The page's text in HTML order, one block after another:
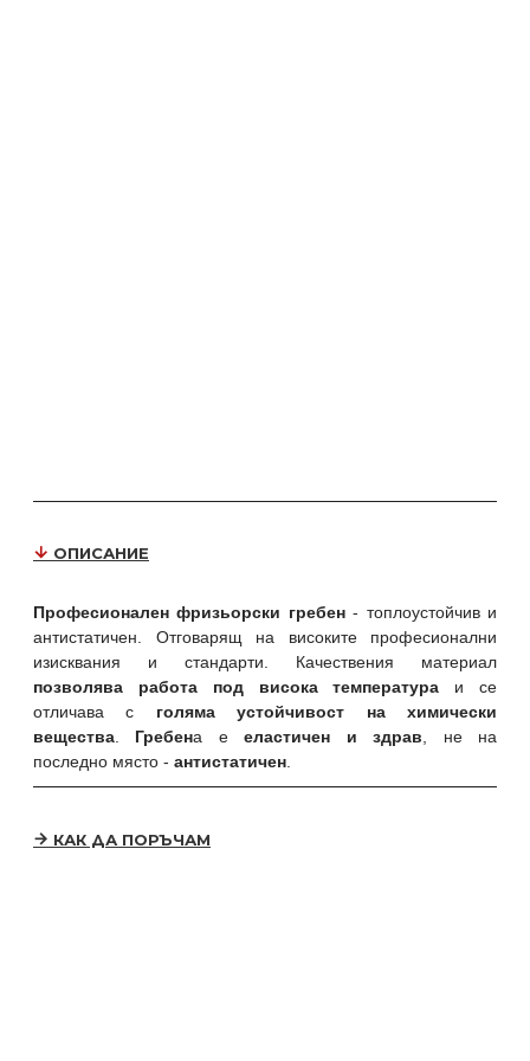
ОПИСАНИЕ
Професионален фризьорски гребен- топлоустойчив и
антистатичен. Отговарящ на високите професионални
изисквания и стандарти. Качествения материал
позволява работа под висока температура и се
отличава с голяма устойчивост на химически
вещества. Гребена ееластичен и здрав, не на
последно място - антистатичен.
КАК ДА ПОРЪЧАМ